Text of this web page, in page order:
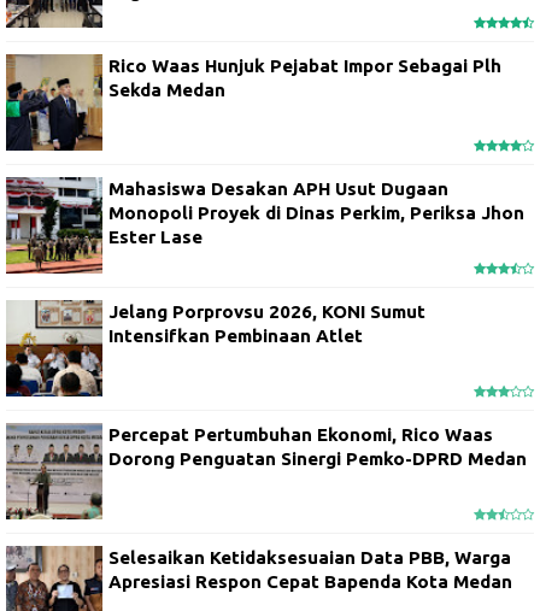
Rico Waas Hunjuk Pejabat Impor Sebagai Plh
Sekda Medan
Mahasiswa Desakan APH Usut Dugaan
Monopoli Proyek di Dinas Perkim, Periksa Jhon
Ester Lase
Jelang Porprovsu 2026, KONI Sumut
Intensifkan Pembinaan Atlet
Percepat Pertumbuhan Ekonomi, Rico Waas
Dorong Penguatan Sinergi Pemko-DPRD Medan
Selesaikan Ketidaksesuaian Data PBB, Warga
Apresiasi Respon Cepat Bapenda Kota Medan